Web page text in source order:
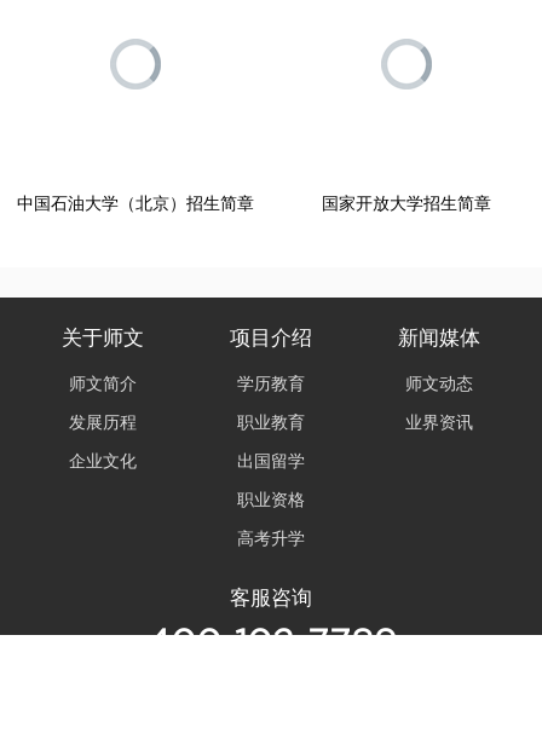
中国石油大学（北京）招生简章 国家开放大学招生简章
关于师文
师文简介
发展历程
企业文化
项目介绍
学历教育
职业教育
出国留学
职业资格
高考升学
新闻媒体
师文动态
业界资讯
客服咨询
400-102-7789